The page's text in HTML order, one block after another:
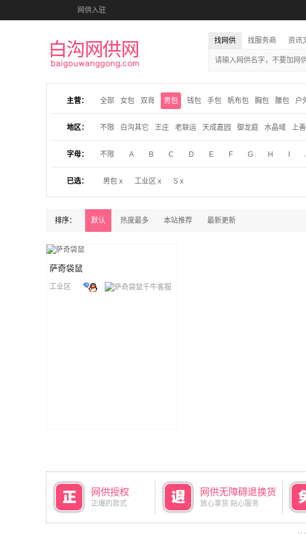
网供入驻
找网供 找服务商 资讯
主营： 全部 女包 双背 男包 钱包 手包 帆布包 胸包 腰包 户
地区： 不限 白沟其它 王庄 老联运 天成嘉园 御龙庭 水晶域 上
字母： 不限 A B C D E F G H
已选： 男包 x 工业区 x S x
排序： 默认 热度最多 本站推荐 最新更新
萨奇袋鼠
工业区
网供授权
正爆的款式
网供无障碍退换货
放心拿货 贴心服务